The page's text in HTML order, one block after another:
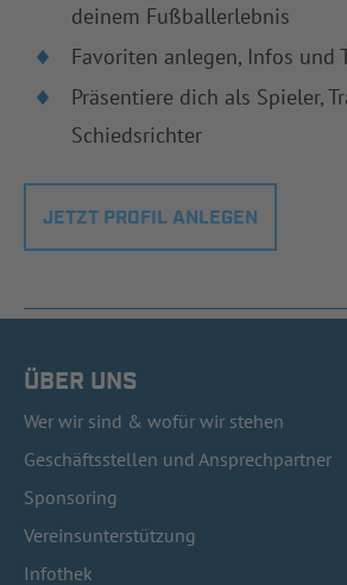
deinem Fußballerlebnis
Favoriten anlegen, Infos und
Präsentiere dich als Spieler,
Schiedsrichter
JETZT PROFIL ANLEGEN
ÜBER UNS
Wer wir sind & wofür wir stehen
Geschäftsstellen und Ansprechpartner
Sponsoring
Vereinsunterstützung
Infothek